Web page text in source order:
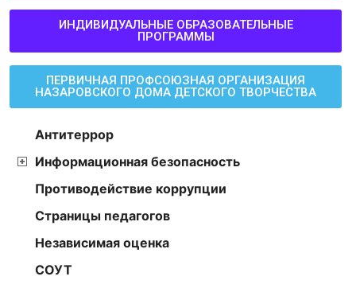
ИНДИВИДУАЛЬНЫЕ ОБРАЗОВАТЕЛЬНЫЕ
ПРОГРАММЫ
ПЕРВИЧНАЯ ПРОФСОЮЗНАЯ ОРГАНИЗАЦИЯ
НАЗАРОВСКОГО ДОМА ДЕТСКОГО ТВОРЧЕСТВА
Антитеррор
Информационная безопасность
Противодействие коррупции
Страницы педагогов
Независимая оценка
СОУТ